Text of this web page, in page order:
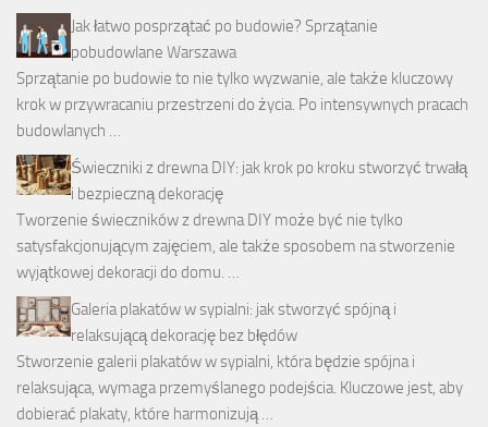
Jak łatwo posprzątać po budowie? Sprzątanie
pobudowlane Warszawa
Sprzątanie po budowie to nie tylko wyzwanie, ale także kluczowy
krok w przywracaniu przestrzeni do życia. Po intensywnych pracach
budowlanych …
Świeczniki z drewna DIY: jak krok po kroku stworzyć trwałą
i bezpieczną dekorację
Tworzenie świeczników z drewna DIY może być nie tylko
satysfakcjonującym zajęciem, ale także sposobem na stworzenie
wyjątkowej dekoracji do domu. …
Galeria plakatów w sypialni: jak stworzyć spójną i
relaksującą dekorację bez błędów
Stworzenie galerii plakatów w sypialni, która będzie spójna i
relaksująca, wymaga przemyślanego podejścia. Kluczowe jest, aby
dobierać plakaty, które harmonizują …